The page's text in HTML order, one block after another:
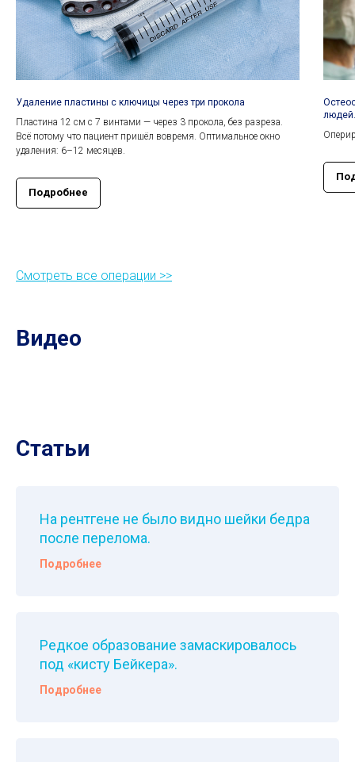
Удаление пластины с ключицы через три прокола
Пластина 12 см с 7 винтами — через 3 прокола, без разреза.
Всё потому что пациент пришёл вовремя. Оптимальное окно
удаления: 6–12 месяцев.
Подробнее
Смотреть все операции >>
Видео
Статьи
На рентгене не было видно шейки бедра
после перелома.
Подробнее
Редкое образование замаскировалось
под «кисту Бейкера».
Подробнее